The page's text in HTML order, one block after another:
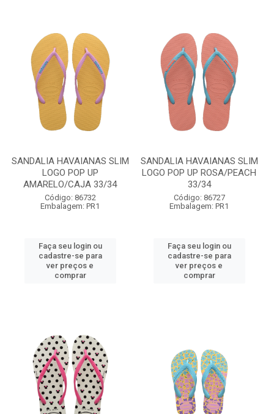
SANDALIA HAVAIANAS SLIM
LOGO POP UP
AMARELO/CAJA 33/34
Código: 86732
Embalagem: PR1
Faça seu login ou
cadastre-se para
ver preços e
comprar
SANDALIA HAVAIANAS SLIM
LOGO POP UP ROSA/PEACH
33/34
Código: 86727
Embalagem: PR1
Faça seu login ou
cadastre-se para
ver preços e
comprar